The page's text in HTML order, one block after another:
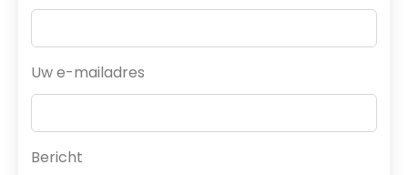
Uw e-mailadres
Bericht